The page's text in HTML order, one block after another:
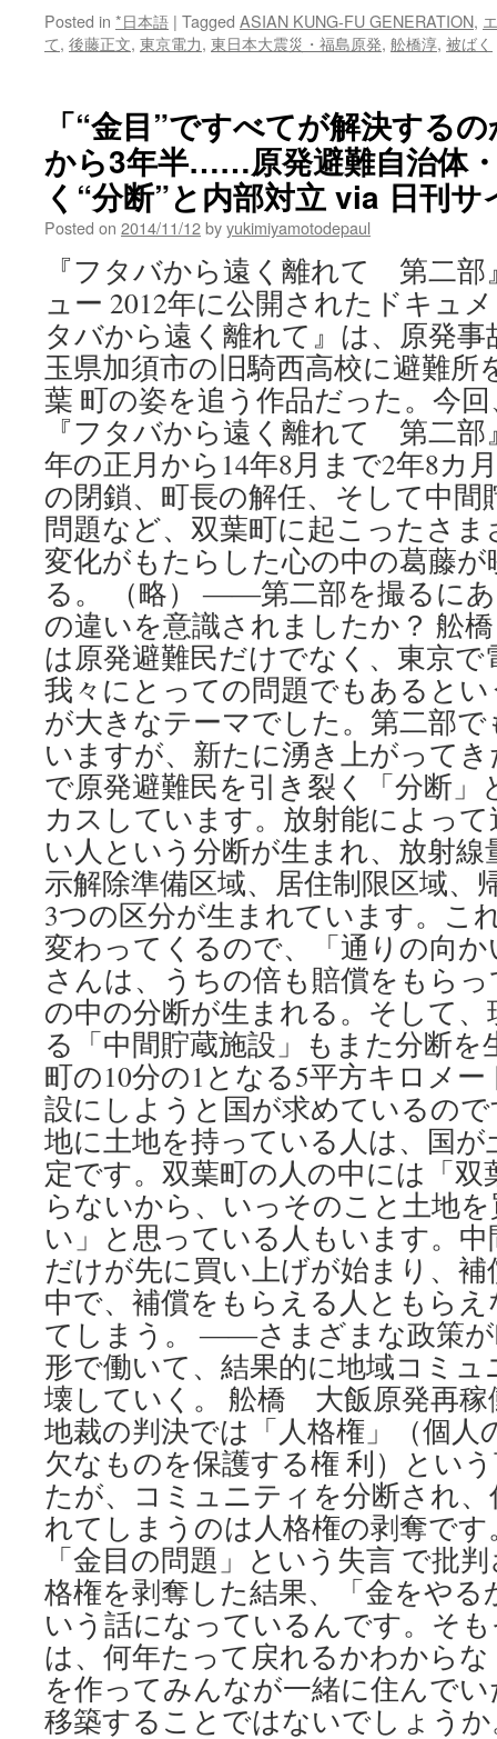
Posted in *日本語 | Tagged ASIAN KUNG-FU GENERATION,
て, 後藤正文, 東京電力, 東日本大震災・福島原発, 舩橋淳, 被ばく
「“金目”ですべてが解決する
から3年半……原発避難自治体
く“分断”と内部対立 via 日刊サ
Posted on 2014/11/12byyukimiyamotodepaul
『フタバから遠く離れて 第二
ュー 2012年に公開されたドキュ
タバから遠く離れて』は、原発
玉県加須市の旧騎西高校に避難所
葉 町の姿を追う作品だった。今
『フタバから遠く離れて 第二部
年の正月から14年8月まで2年8カ
の閉鎖、町長の解任、そして中間
問題など、双葉町に起こったさ
変化がもたらした心の中の葛藤
る。 （略） ――第二部を撮るに
の違いを意識されましたか？ 舩
は原発避難民だけでなく、東京
我々にとっての問題でもあると
が大きなテーマでした。第二部
いますが、新たに湧き上がって
で原発避難民を引き裂く「分断」
カスしています。放射能によっ
い人という分断が生まれ、放射
示解除準備区域、居住制限区域、
3つの区分が生まれています。こ
変わってくるので、「通りの向
さんは、うちの倍も賠償をもら
の中の分断が生まれる。そして
る「中間貯蔵施設」もまた分断
町の10分の1となる5平方キロメ
設にしようと国が求めているの
地に土地を持っている人は、国
定です。双葉町の人の中には「
らないから、いっそのこと土地
い」と思っている人もいます。
だけが先に買い上げが始まり、
中で、補償をもらえる人ともら
てしまう。 ――さまざまな政策
形で働いて、結果的に地域コミ
壊していく。 舩橋 大飯原発再稼
地裁の判決では「人格権」（個人
欠なものを保護する権 利）とい
たが、コミュニティを分断され
れてしまうのは人格権の剥奪で
「金目の問題」という失言 で批
格権を剥奪した結果、「金をや
いう話になっているんです。そ
は、何年たって戻れるかわから
を作ってみんなが一緒に住んで
移築することではないでしょう